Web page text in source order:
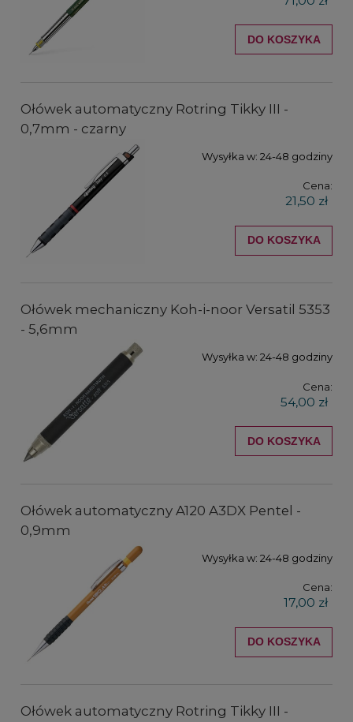
DO KOSZYKA
Ołówek automatyczny Rotring Tikky III -
0,7mm - czarny
Wysyłka w: 24-48 godziny
Cena:
21,50 zł
DO KOSZYKA
Ołówek mechaniczny Koh-i-noor Versatil 5353
- 5,6mm
Wysyłka w: 24-48 godziny
Cena:
54,00 zł
DO KOSZYKA
Ołówek automatyczny A120 A3DX Pentel -
0,9mm
Wysyłka w: 24-48 godziny
Cena:
17,00 zł
DO KOSZYKA
Ołówek automatyczny Rotring Tikky III -